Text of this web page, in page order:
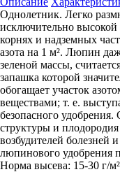
Однолетник. Легко
исключительно
корнях и надземных
азота на 1 м². Люпин
зеленой массы,
запашка которой
обогащает участок
веществами; т. е.
безопасного
структуры и
возбудителей болезней
люпинового удобрения
Норма высева: 15-30 г/